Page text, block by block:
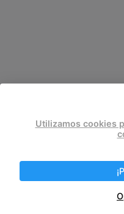
Entradas
Utilizamos cookies